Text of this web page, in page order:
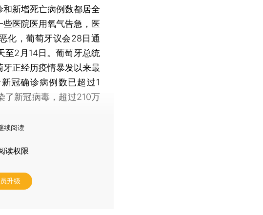
新增死亡病例数都居全
医院医用氧气告急，医
化，葡萄牙议会28日通
至2月14日。葡萄牙总统
正经历疫情暴发以来最
冠确诊病例数已超过1
了新冠病毒，超过210万
续阅读
读权限
升级